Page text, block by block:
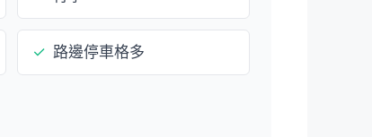
✓ 路邊停車格多